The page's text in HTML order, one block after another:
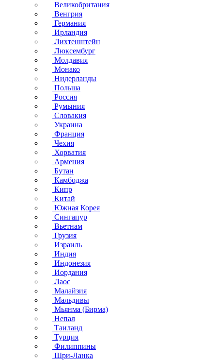
Великобритания
Венгрия
Германия
Ирландия
Лихтенштейн
Люксембург
Молдавия
Монако
Нидерланды
Польша
Россия
Румыния
Словакия
Украина
Франция
Чехия
Хорватия
Армения
Бутан
Камбоджа
Кипр
Китай
Южная Корея
Сингапур
Вьетнам
Грузия
Израиль
Индия
Индонезия
Иордания
Лаос
Малайзия
Мальдивы
Мьянма (Бирма)
Непал
Таиланд
Турция
Филиппины
Шри-Ланка